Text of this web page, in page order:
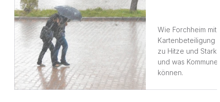
Wie Forchheim mit
Kartenbeteiligung
zu Hitze und
und was
können.